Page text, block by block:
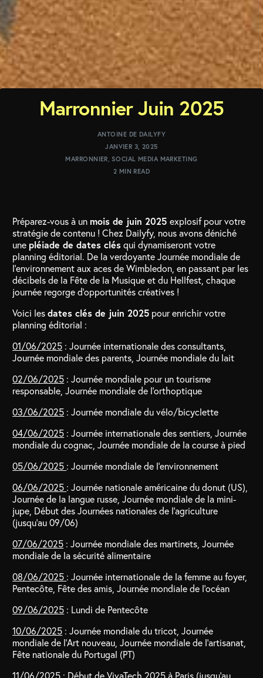
Marronnier Juin 2025
ANTOINE DE DAILYFY
JANVIER 3, 2025
MARRONNIER, SOCIAL MEDIA MARKETING
2 MIN READ
Préparez-vous à un mois de juin 2025explosif pour votre
stratégie de contenu ! Chez Dailyfy, nous avons déniché
une pléiade de dates clésqui dynamiseront votre
planning éditorial. De la verdoyante Journée mondiale de
l’environnement aux aces de Wimbledon, en passant par les
décibels de la Fête de la Musique et du Hellfest, chaque
journée regorge d’opportunités créatives !
Voici lesdates clés de juin 2025 pour enrichir votre
planning éditorial :
01/06/2025 : Journée internationale des consultants,
Journée mondiale des parents, Journée mondiale du lait
02/06/2025 : Journée mondiale pour un tourisme
responsable, Journée mondiale de l’orthoptique
03/06/2025 : Journée mondiale du vélo/bicyclette
04/06/2025 : Journée internationale des sentiers, Journée
mondiale du cognac, Journée mondiale de la course à pied
05/06/2025 : Journée mondiale de l’environnement
06/06/2025 : Journée nationale américaine du donut (US),
Journée de la langue russe, Journée mondiale de la mini-
jupe, Début des Journées nationales de l’agriculture
(jusqu’au 09/06)
07/06/2025 : Journée mondiale des martinets, Journée
mondiale de la sécurité alimentaire
08/06/2025 : Journée internationale de la femme au foyer,
Pentecôte, Fête des amis, Journée mondiale de l’océan
09/06/2025 : Lundi de Pentecôte
10/06/2025 : Journée mondiale du tricot, Journée
mondiale de l’Art nouveau, Journée mondiale de l’artisanat,
Fête nationale du Portugal (PT)
11/06/2025 : Début de VivaTech 2025 à Paris (jusqu’au